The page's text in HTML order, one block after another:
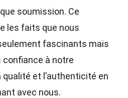
soumission. Ce
les faits que nous
fascinants mais
confiance à notre
et l’authenticité en
avec nous.